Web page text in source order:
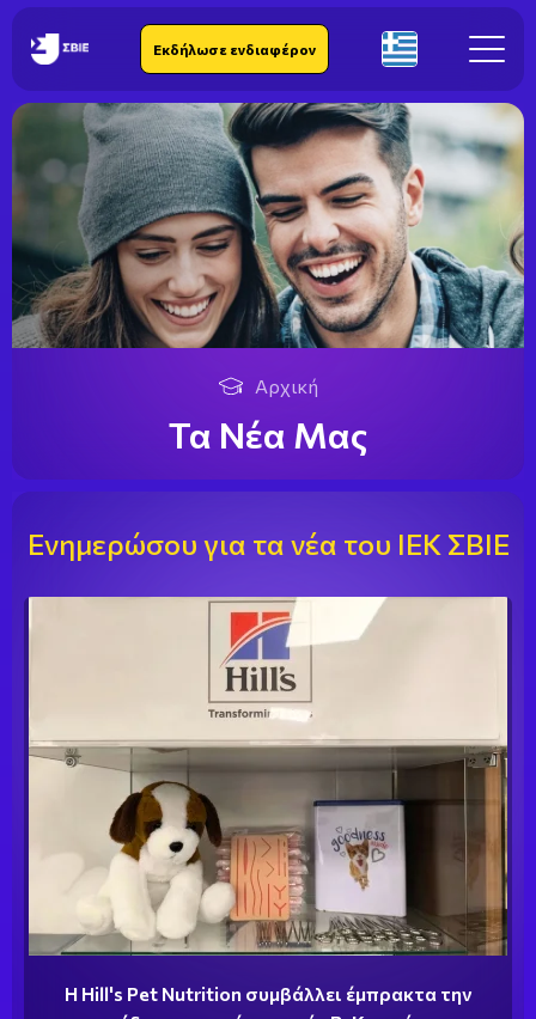
IEK SBIE Εκδήλωσε ενδιαφέρον
El
Αρχική
Τα Νέα Μας
Ενημερώσου για τα νέα του ΙΕΚ ΣΒΙΕ
Η Hill's Pet Nutrition συμβάλλει έμπρακτα την